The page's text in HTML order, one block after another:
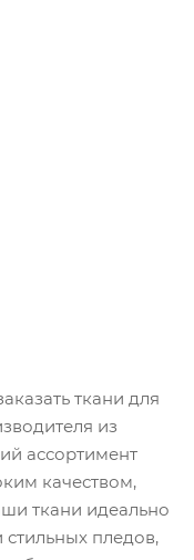
ткани для
из
ассортимент
качеством,
ткани идеально
пледов,